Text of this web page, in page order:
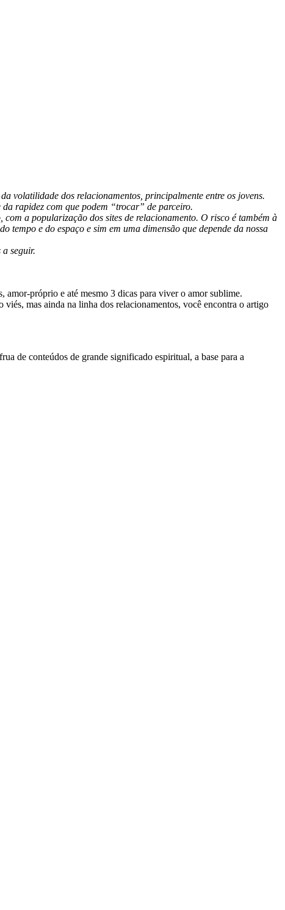
volatilidade dos relacionamentos, principalmente entre os jovens.
rapidez com que podem “trocar” de parceiro.
a popularização dos sites de relacionamento. O risco é também à
tempo e do espaço e sim em uma dimensão que depende da nossa
seguir.
próprio e até mesmo 3 dicas para viver o amor sublime.
mas ainda na linha dos relacionamentos, você encontra o artigo
de conteúdos de grande significado espiritual, a base para a